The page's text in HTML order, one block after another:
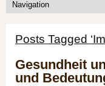
Posts Tagged
Gesundheit
und